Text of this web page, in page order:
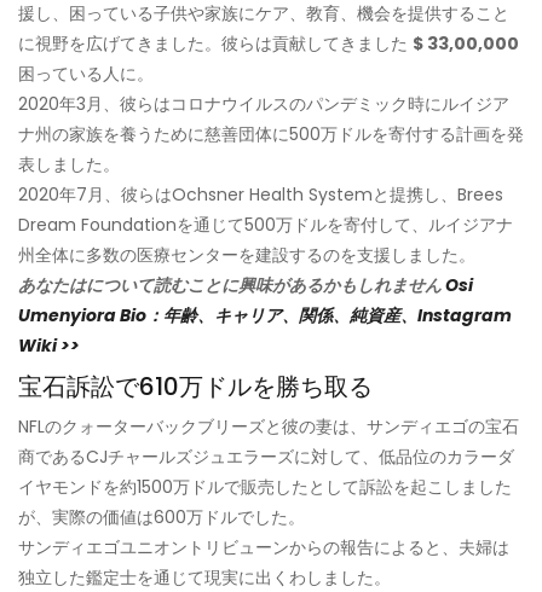
援し、困っている子供や家族にケア、教育、機会を提供すること
に視野を広げてきました。彼らは貢献してきました $ 33,00,000
困っている人に。
2020年3月、彼らはコロナウイルスのパンデミック時にルイジア
ナ州の家族を養うために慈善団体に500万ドルを寄付する計画を発
表しました。
2020年7月、彼らはOchsner Health Systemと提携し、Brees
Dream Foundationを通じて500万ドルを寄付して、ルイジアナ
州全体に多数の医療センターを建設するのを支援しました。
あなたはについて読むことに興味があるかもしれませんOsi
Umenyiora Bio：年齢、キャリア、関係、純資産、Instagram
Wiki >>
宝石訴訟で610万ドルを勝ち取る
NFLのクォーターバックブリーズと彼の妻は、サンディエゴの宝石
商であるCJチャールズジュエラーズに対して、低品位のカラーダ
イヤモンドを約1500万ドルで販売したとして訴訟を起こしました
が、実際の価値は600万ドルでした。
サンディエゴユニオントリビューンからの報告によると、夫婦は
独立した鑑定士を通じて現実に出くわしました。